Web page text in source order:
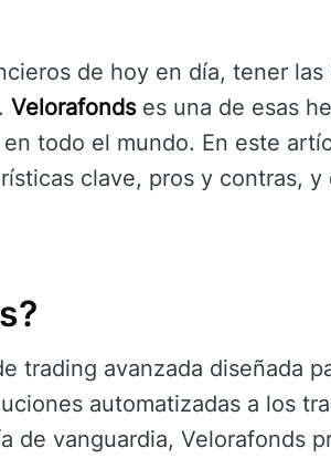
de hoy en día, tener
Velorafondses una de esas
todo el mundo. En este
clave, pros y contras,
trading avanzada diseñada
automatizadas a los
de vanguardia, Velorafonds